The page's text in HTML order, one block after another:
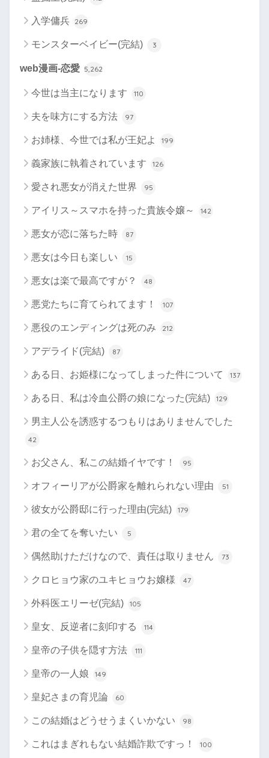
入学傭兵 269
モンスターベイビー(完結) 3
web漫画-恋愛 5,262
今世は当主になります 110
夫を味方にする方法 97
お姉様、今世では私が王妃よ 199
義家族に執着されています 126
愛され悪女が消えた世界 95
アイリス～スマホを持った貴族令嬢～ 142
悪女が恋に落ちた時 87
悪女は今日も楽しい 15
悪女は楽で最高ですが？ 48
悪党たちに育てられてます！ 107
悪役のエンディングは死のみ 212
アデライド(完結) 87
ある日、お姫様になってしまった件について 137
ある日、私は冷血公爵の娘になった(完結) 129
男主人公を誘惑するつもりはありませんでした
42
お父さん、私この結婚イヤです！ 95
オフィーリアが公爵家を離れられない理由 51
彼女が公爵邸に行った理由(完結) 179
君の全てを奪いたい 5
偶然助けただけなので、責任は取りません 73
クロヒョウ家のユキヒョウお嬢様 47
外科医エリーゼ(完結) 105
皇女、反逆者に刻印する 114
皇帝の子供を隠す方法 111
皇帝の一人娘 149
皇妃さまの育児論 60
この結婚はどうせうまくいかない 98
これはまぎれもない結婚詐欺ですっ！ 100